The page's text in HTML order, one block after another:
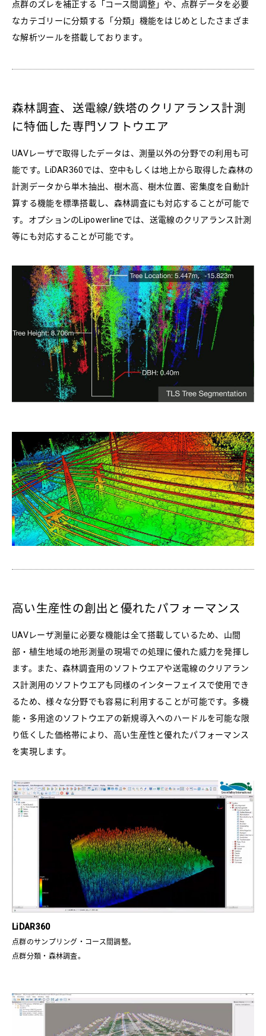
点群のズレを補正する「コース間調整」や、点群データを必要
なカテゴリーに分類する「分類」機能をはじめとしたさまざま
な解析ツールを搭載しております。
森林調査、送電線/鉄塔のクリアランス計測
に特価した専門ソフトウエア
UAVレーザで取得したデータは、測量以外の分野での利用も可
能です。LiDAR360では、空中もしくは地上から取得した森林の
計測データから単木抽出、樹木高、樹木位置、密集度を自動計
算する機能を標準搭載し、森林調査にも対応することが可能で
す。オプションのLipowerlineでは、送電線のクリアランス計測
等にも対応することが可能です。
高い生産性の創出と優れたパフォーマンス
UAVレーザ測量に必要な機能は全て搭載しているため、山間
部・植生地域の地形測量の現場での処理に優れた威力を発揮し
ます。また、森林調査用のソフトウエアや送電線のクリアラン
ス計測用のソフトウエアも同様のインターフェイスで使用でき
るため、様々な分野でも容易に利用することが可能です。多機
能・多用途のソフトウエアの新規導入へのハードルを可能な限
り低くした価格帯により、高い生産性と優れたパフォーマンス
を実現します。
LiDAR360
点群のサンプリング・コース間調整。
点群分類・森林調査。